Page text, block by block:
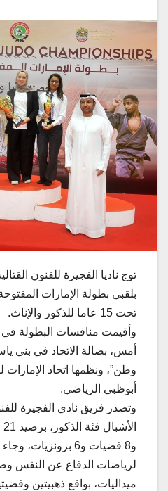
توج ناديا الفجيرة للفنون
بلقبي بطولة الإمارات
تحت 15 عاما للذكور والإناث.
وأقيمت منافسات البطولة في
أمس، بصالة الاتحاد في بني
وطن”، ونظمها اتحاد
أبوظبي الرياضي.
وتصدر فريق نادي الفجيرة
و8 فضيات و6